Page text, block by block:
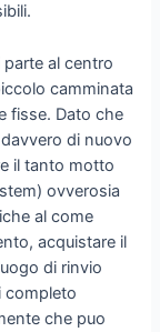
parte al centro
camminata
fisse. Dato che
di nuovo
il tanto motto
ovverosia
al come
acquistare il
di rinvio
completo
che puo